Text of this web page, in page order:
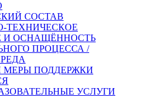
СОСТАВ
ТЕХНИЧЕСКОЕ
И ОСНАЩЁННОСТЬ
ПРОЦЕССА /
МЕРЫ ПОДДЕРЖКИ
УСЛУГИ